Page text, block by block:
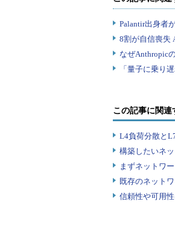
この記事に関連
L4負荷分散と
構築したいネ
まずネットワ
既存のネット
信頼性や可用